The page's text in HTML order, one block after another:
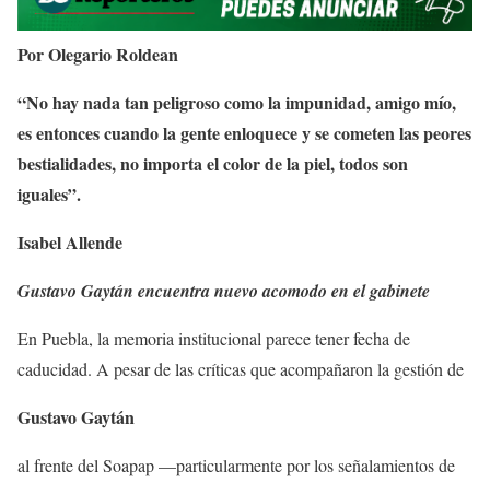
Por Olegario Roldean
“No hay nada tan peligroso como la impunidad, amigo mío,
es entonces cuando la gente enloquece y se cometen las peores
bestialidades, no importa el color de la piel, todos son
iguales”.
Isabel Allende
Gustavo Gaytán encuentra nuevo acomodo en el gabinete
En Puebla, la memoria institucional parece tener fecha de
caducidad. A pesar de las críticas que acompañaron la gestión de
Gustavo Gaytán
al frente del Soapap —particularmente por los señalamientos de